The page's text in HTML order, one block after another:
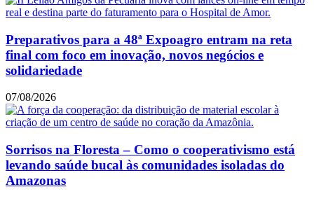
Preparativos para a 48ª Expoagro entram na reta
final com foco em inovação, novos negócios e
solidariedade
07/08/2026
Sorrisos na Floresta – Como o cooperativismo está
levando saúde bucal às comunidades isoladas do
Amazonas